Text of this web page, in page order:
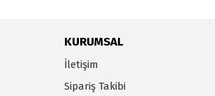
KURUMSAL
İletişim
Sipariş Takibi